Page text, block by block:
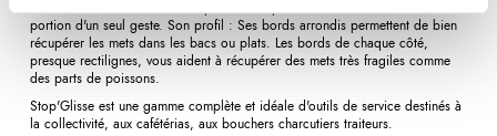
portion d'un seul geste. Son profil : Ses bords arrondis permettent de bien
récupérer les mets dans les bacs ou plats. Les bords de chaque côté,
presque rectilignes, vous aident à récupérer des mets très fragiles comme
des parts de poissons.
Stop'Glisse est une gamme complète et idéale d'outils de service destinés à
la collectivité, aux cafétérias, aux bouchers charcutiers traiteurs.